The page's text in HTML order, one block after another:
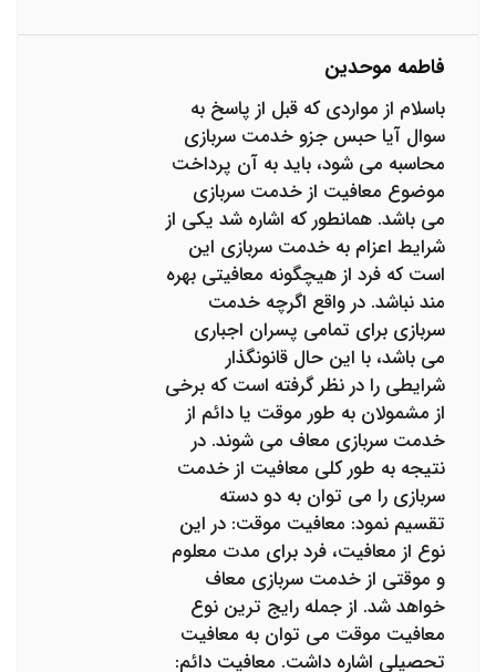
فاطمه موحدین
باسلام از مواردی که قبل از پاسخ به
سوال آیا حبس جزو خدمت سربازی
محاسبه می شود، باید به آن پرداخت
موضوع معافیت از خدمت سربازی
می باشد. همانطور که اشاره شد یکی از
شرایط اعزام به خدمت سربازی این
است که فرد از هیچگونه معافیتی بهره
مند نباشد. در واقع اگرچه خدمت
سربازی برای تمامی پسران اجباری
می باشد، با این حال قانونگذار
شرایطی را در نظر گرفته است که برخی
از مشمولان به طور موقت یا دائم از
خدمت سربازی معاف می شوند. در
نتیجه به طور کلی معافیت از خدمت
سربازی را می توان به دو دسته
تقسیم نمود: معافیت موقت: در این
نوع از معافیت، فرد برای مدت معلوم
و موقتی از خدمت سربازی معاف
خواهد شد. از جمله رایج ترین نوع
معافیت موقت می توان به معافیت
تحصیلی اشاره داشت. معافیت دائم: